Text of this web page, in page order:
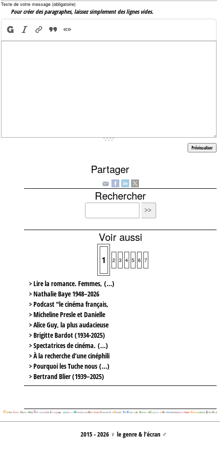
Texte de votre message (obligatoire)
Pour créer des paragraphes, laissez simplement des lignes vides.
Partager
Rechercher
Voir aussi
1 2 3 4 5 6 7
> Lire la romance. Femmes, (…)
> Nathalie Baye 1948–2026
> Podcast "le cinéma français,
> Micheline Presle et Danielle
> Alice Guy, la plus audacieuse
> Brigitte Bardot (1934-2025)
> Spectatrices de cinéma. (…)
> À la recherche d’une cinéphili
> Pourquoi les Tuche nous (…)
> Bertrand Blier (1939–2025)
2015 - 2026 ♀ le genre & l’écran ♂